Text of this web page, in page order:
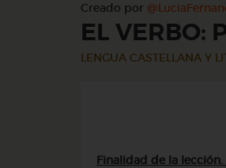
Creado por
EL VERBO:
LENGUA CASTELLANA Y
Para
Finalidad de la